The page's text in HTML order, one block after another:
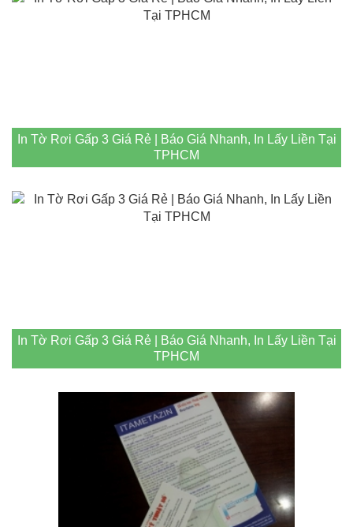
In Tờ Rơi Gấp 3 Giá Rẻ | Báo Giá Nhanh, In Lấy Liền Tại
TPHCM
In Tờ Rơi Gấp 3 Giá Rẻ | Báo Giá Nhanh, In Lấy Liền Tại
TPHCM